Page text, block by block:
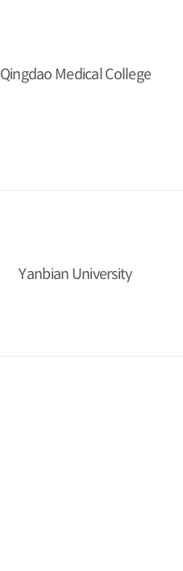
Qingdao Medical College
Yanbian University